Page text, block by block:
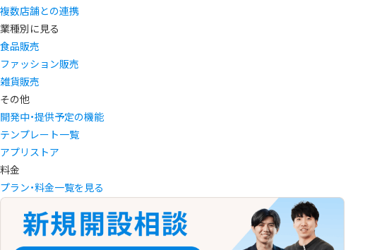
複数店舗との連携
業種別に見る
食品販売
ファッション販売
雑貨販売
その他
開発中・提供予定の機能
テンプレート一覧
アプリストア
料金
プラン・料金一覧を見る